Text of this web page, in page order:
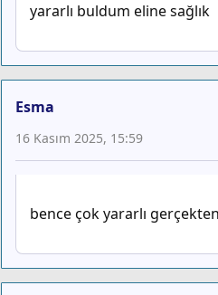
yararlı buldum eline sağlık
Esma
16 Kasım 2025, 15:59
bence çok yararlı